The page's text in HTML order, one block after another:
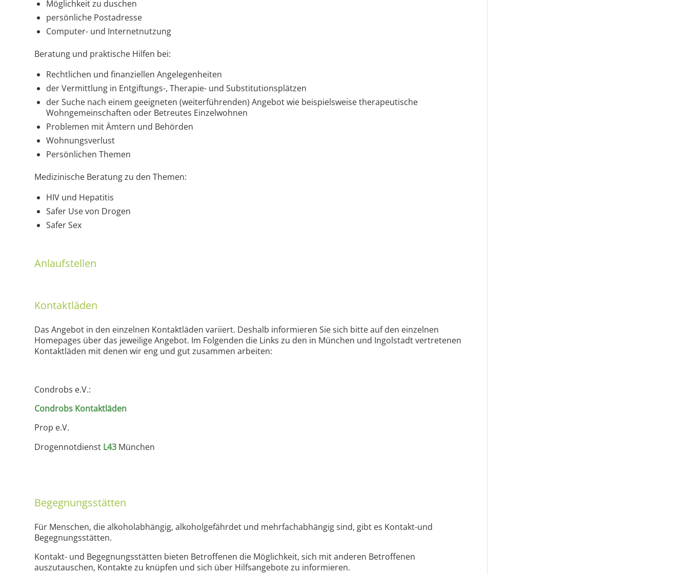
Möglichkeit zu duschen
persönliche Postadresse
Computer- und Internetnutzung
Beratung und praktische Hilfen bei:
Rechtlichen und finanziellen Angelegenheiten
der Vermittlung in Entgiftungs-, Therapie- und Substitutionsplätzen
der Suche nach einem geeigneten (weiterführenden) Angebot wie beispielsweise therapeutische
Wohngemeinschaften oder Betreutes Einzelwohnen
Problemen mit Ämtern und Behörden
Wohnungsverlust
Persönlichen Themen
Medizinische Beratung zu den Themen:
HIV und Hepatitis
Safer Use von Drogen
Safer Sex
Anlaufstellen
Kontaktläden
Das Angebot in den einzelnen Kontaktläden variiert. Deshalb informieren Sie sich bitte auf den einzelnen
Homepages über das jeweilige Angebot. Im Folgenden die Links zu den in München und Ingolstadt vertretenen
Kontaktläden mit denen wir eng und gut zusammen arbeiten:
Condrobs e.V.:
Condrobs Kontaktläden
Prop e.V.
Drogennotdienst L43 München
Begegnungsstätten
Für Menschen, die alkoholabhängig, alkoholgefährdet und mehrfachabhängig sind, gibt es Kontakt-und
Begegnungsstätten.
Kontakt- und Begegnungsstätten bieten Betroffenen die Möglichkeit, sich mit anderen Betroffenen
auszutauschen, Kontakte zu knüpfen und sich über Hilfsangebote zu informieren.